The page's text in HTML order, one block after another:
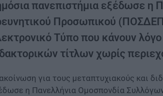
πανεπιστήμια εξέδωσε η
Προσωπικού
Τύπο που κάνουν
τίτλων χωρίς
για τους μεταπτυχιακούς και
η Πανελλήνια Ομοσπονδία